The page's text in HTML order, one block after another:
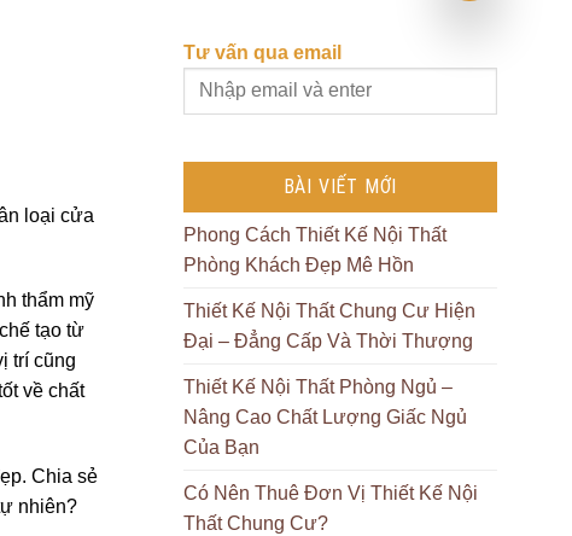
loại cửa
thẩm mỹ
tạo từ
trí cũng
về chất
Chia sẻ
nhiên?
Tư vấn qua email
BÀI VIẾT MỚI
Phong Cách Thiết Kế Nội Thất
Phòng Khách Đẹp Mê Hồn
Thiết Kế Nội Thất Chung Cư Hiện
Đại – Đẳng Cấp Và Thời Thượng
Thiết Kế Nội Thất Phòng Ngủ –
Nâng Cao Chất Lượng Giấc Ngủ
Của Bạn
Có Nên Thuê Đơn Vị Thiết Kế Nội
Thất Chung Cư?